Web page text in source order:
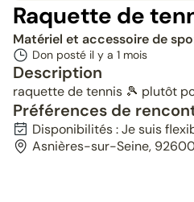
Raquette de
Matériel et accessoire de
Don posté il y a 1 mois
Description
raquette de tennis 🎾 plutôt
Préférences de
Disponibilités : Je suis
Asnières-sur-Seine,